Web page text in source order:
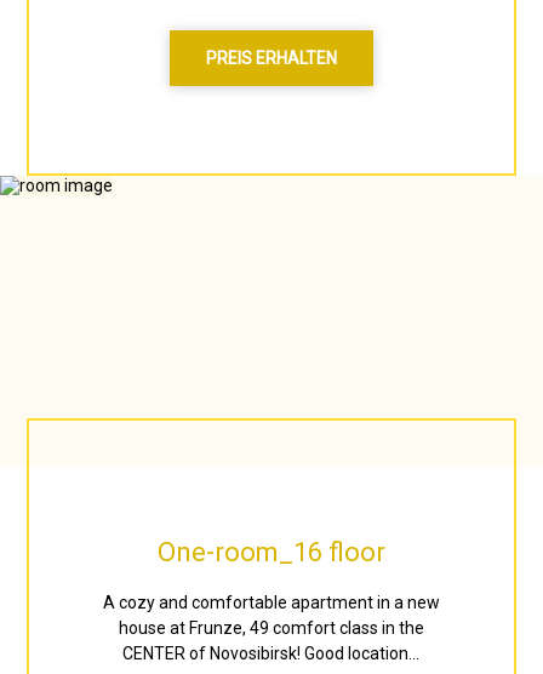
PREIS ERHALTEN
One-room_16 floor
A cozy and comfortable apartment in a new
house at Frunze, 49 comfort class in the
CENTER of Novosibirsk! Good location...